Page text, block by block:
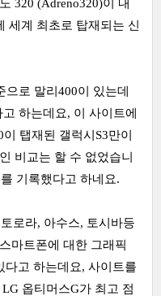
320 (Adreno320)이 내
세계 최초로 탑재되는 신
로 말리400이 있는데
하는데요, 이 사이트에
탭재된 갤럭시S3만이
비교는 할 수 없었습니
기록했다고 하네요.
로라, 아수스, 토시바등
마트폰에 대한 그래픽
다고 하는데요, 사이트를
옵티머스G가 최고 점